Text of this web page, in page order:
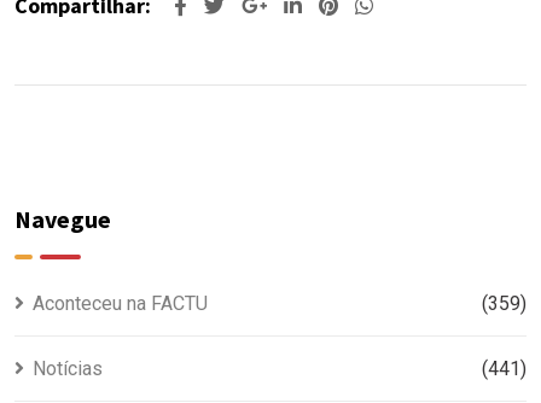
Navegue
Aconteceu na FACTU (359)
Notícias (441)